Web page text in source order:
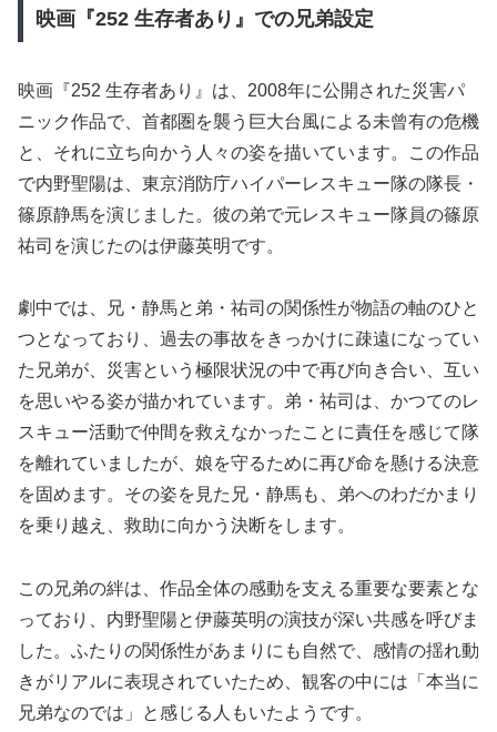
映画『252 生存者あり』での兄弟設定
映画『252 生存者あり』は、2008年に公開された災害パ
ニック作品で、首都圏を襲う巨大台風による未曾有の危機
と、それに立ち向かう人々の姿を描いています。この作品
で内野聖陽は、東京消防庁ハイパーレスキュー隊の隊長・
篠原静馬を演じました。彼の弟で元レスキュー隊員の篠原
祐司を演じたのは伊藤英明です。
劇中では、兄・静馬と弟・祐司の関係性が物語の軸のひと
つとなっており、過去の事故をきっかけに疎遠になってい
た兄弟が、災害という極限状況の中で再び向き合い、互い
を思いやる姿が描かれています。弟・祐司は、かつてのレ
スキュー活動で仲間を救えなかったことに責任を感じて隊
を離れていましたが、娘を守るために再び命を懸ける決意
を固めます。その姿を見た兄・静馬も、弟へのわだかまり
を乗り越え、救助に向かう決断をします。
この兄弟の絆は、作品全体の感動を支える重要な要素とな
っており、内野聖陽と伊藤英明の演技が深い共感を呼びま
した。ふたりの関係性があまりにも自然で、感情の揺れ動
きがリアルに表現されていたため、観客の中には「本当に
兄弟なのでは」と感じる人もいたようです。